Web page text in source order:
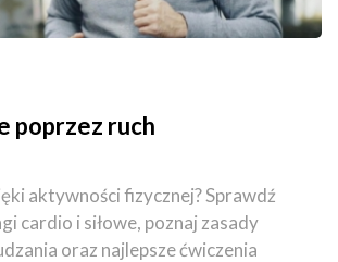
poprzez ruch
aktywności fizycznej? Sprawdź
cardio i siłowe, poznaj zasady
oraz najlepsze ćwiczenia